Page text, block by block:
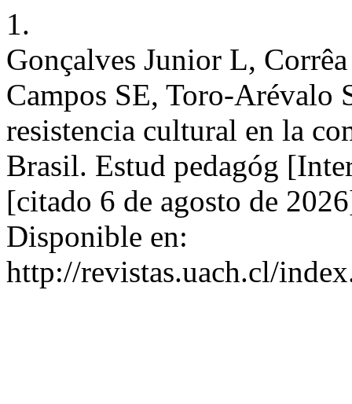
1.
Gonçalves Junior L,
Campos SE, Toro-Arévalo
resistencia cultural en la
Brasil. Estud pedagóg
[citado 6 de agosto de
Disponible en:
http://revistas.uach.cl/